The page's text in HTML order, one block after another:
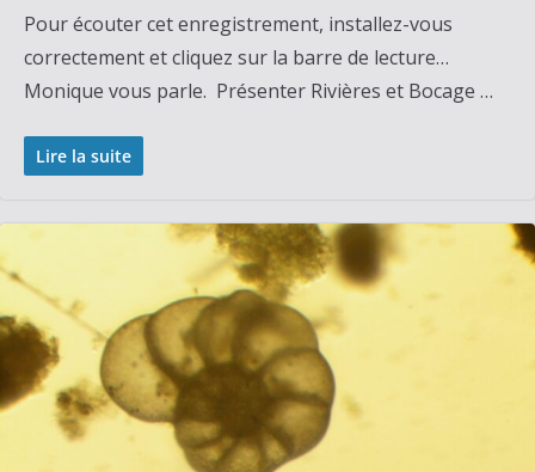
Pour écouter cet enregistrement, installez-vous
correctement et cliquez sur la barre de lecture…
Monique vous parle. Présenter Rivières et Bocage …
Lire la suite